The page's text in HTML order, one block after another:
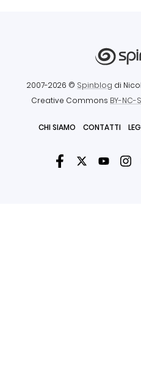
2007-2026 © Spinblog di
Creative Commons BY-NC-
CHI SIAMO CONTATTI